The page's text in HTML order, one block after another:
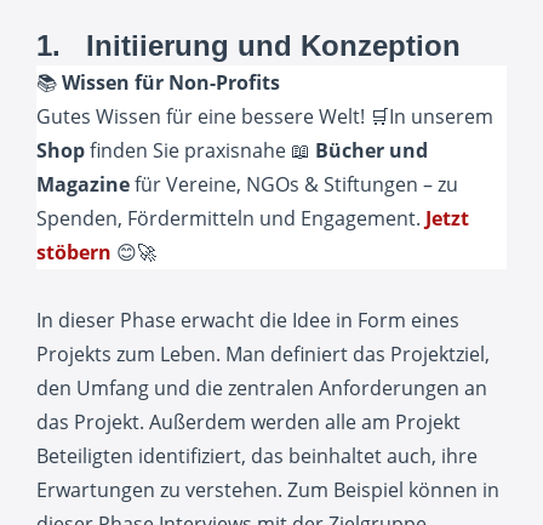
1. Initiierung und Konzeption
📚Wissen für Non-Profits
Gutes Wissen für eine bessere Welt! 🛒In unserem
Shopfinden Sie praxisnahe 📖 Bücher und
Magazinefür Vereine, NGOs & Stiftungen – zu
Spenden, Fördermitteln und Engagement. Jetzt
stöbern 😊🚀
In dieser Phase erwacht die Idee in Form eines
Projekts zum Leben. Man definiert das Projektziel,
den Umfang und die zentralen Anforderungen an
das Projekt. Außerdem werden alle am Projekt
Beteiligten identifiziert, das beinhaltet auch, ihre
Erwartungen zu verstehen. Zum Beispiel können in